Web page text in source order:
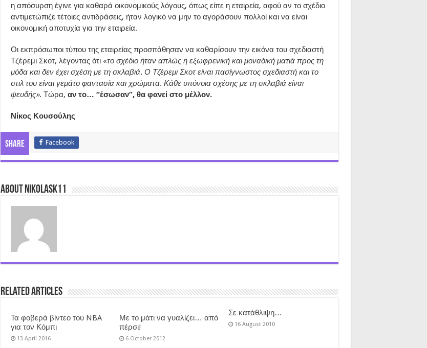
η απόσυρση έγινε για καθαρά οικονομικούς λόγους, όπως είπε η εταιρεία, αφού αν το σχέδιο
αντιμετώπιζε τέτοιες αντιδράσεις, ήταν λογικό να μην το αγοράσουν πολλοί και να είναι
οικονομική αποτυχία για την εταιρεία.
Οι εκπρόσωποι τύπου της εταιρείας προσπάθησαν να καθαρίσουν την εικόνα του σχεδιαστή
Τζέρεμι Σκοτ, λέγοντας ότι «το σχέδιο ήταν απλώς η εξωφρενική και μοναδική ματιά προς τη
μόδα και δεν έχει σχέση με τη σκλαβιά. Ο Τζέρεμι Σκοτ είναι πασίγνωστος σχεδιαστή και το
στιλ του είναι γεμάτο φαντασία και χρώματα. Κάθε υπόνοια σχέσης με τη σκλαβιά είναι
ψευδής». Τώρα, αν το… “έσωσαν”, θα φανεί στο μέλλον.
Νίκος Κουσούλης
Share Facebook
About nikolask11
Related Articles
Τα φοβερά βίντεο του NBA
για τον Κόμπι
13 April 2016
Με το μάτι να γυαλίζει… από
πέρσι!
6 October 2012
Σε κατάθλιψη…
16 August 2010